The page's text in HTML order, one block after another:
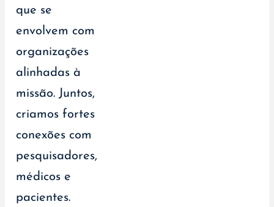
que se
envolvem com
organizações
alinhadas à
missão. Juntos,
criamos fortes
conexões com
pesquisadores,
médicos e
pacientes.